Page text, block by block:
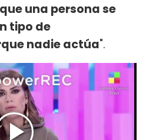
una persona se
tipo de
nadie actúa".